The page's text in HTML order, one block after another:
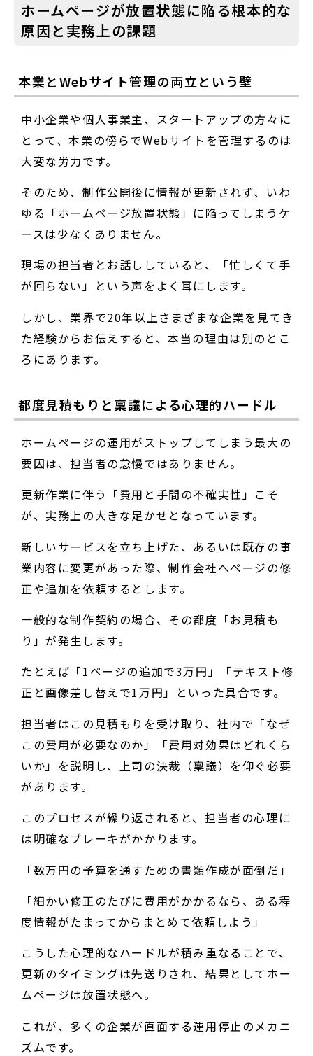
ホームページが放置状態に陥る根本的な
原因と実務上の課題
本業とWebサイト管理の両立という壁
中小企業や個人事業主、スタートアップの方々に
とって、本業の傍らでWebサイトを管理するのは
大変な労力です。
そのため、制作公開後に情報が更新されず、いわ
ゆる「ホームページ放置状態」に陥ってしまうケ
ースは少なくありません。
現場の担当者とお話ししていると、「忙しくて手
が回らない」という声をよく耳にします。
しかし、業界で20年以上さまざまな企業を見てき
た経験からお伝えすると、本当の理由は別のとこ
ろにあります。
都度見積もりと稟議による心理的ハードル
ホームページの運用がストップしてしまう最大の
要因は、担当者の怠慢ではありません。
更新作業に伴う「費用と手間の不確実性」こそ
が、実務上の大きな足かせとなっています。
新しいサービスを立ち上げた、あるいは既存の事
業内容に変更があった際、制作会社へページの修
正や追加を依頼するとします。
一般的な制作契約の場合、その都度「お見積も
り」が発生します。
たとえば「1ページの追加で3万円」「テキスト修
正と画像差し替えで1万円」といった具合です。
担当者はこの見積もりを受け取り、社内で「なぜ
この費用が必要なのか」「費用対効果はどれくら
いか」を説明し、上司の決裁（稟議）を仰ぐ必要
があります。
このプロセスが繰り返されると、担当者の心理に
は明確なブレーキがかかります。
「数万円の予算を通すための書類作成が面倒だ」
「細かい修正のたびに費用がかかるなら、ある程
度情報がたまってからまとめて依頼しよう」
こうした心理的なハードルが積み重なることで、
更新のタイミングは先送りされ、結果としてホー
ムページは放置状態へ。
これが、多くの企業が直面する運用停止のメカニ
ズムです。